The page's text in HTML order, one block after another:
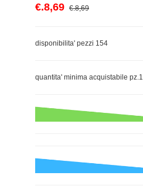
€.8,69 €.8,69
disponibilita' pezzi 154
quantita' minima acquistabile pz.1